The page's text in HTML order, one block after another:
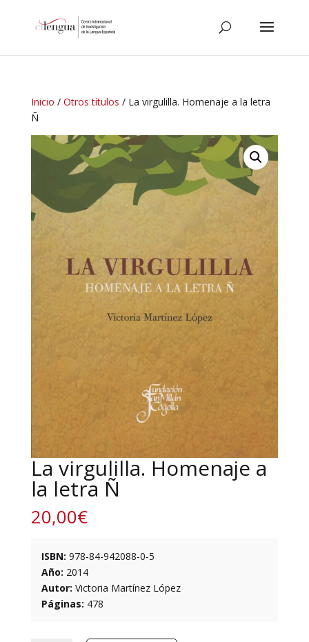
Inicio / Otros títulos / La virgulilla. Homenaje a la letra
Ñ
La virgulilla. Homenaje a
la letra Ñ
20,00€
ISBN: 978-84-942088-0-5
Año: 2014
Autor: Victoria Martínez López
Páginas: 478